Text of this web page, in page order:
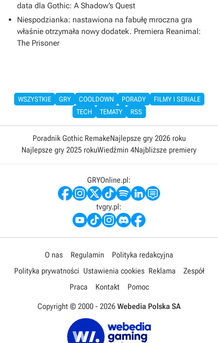
data dla Gothic: A Shadow’s Quest
Niespodzianka: nastawiona na fabułę mroczna gra
właśnie otrzymała nowy dodatek. Premiera Reanimal:
The Prisoner
WSZYSTKIE GRY COOLDOWN PORADY
FILMY I SERIALE
TECH
TEMATY RSS
Poradnik Gothic RemakeNajlepsze gry 2026 roku
Najlepsze gry 2025 rokuWiedźmin 4Najbliższe premiery
GRYOnline.pl:
tvgry.pl:
O nas Regulamin
Polityka redakcyjna
Polityka prywatności Ustawienia cookies Reklama
Zespół
Praca
Kontakt Pomoc
Copyright © 2000 - 2026 Webedia Polska SA